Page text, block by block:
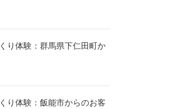
り体験：群馬県下仁田町か
り体験：飯能市からのお客